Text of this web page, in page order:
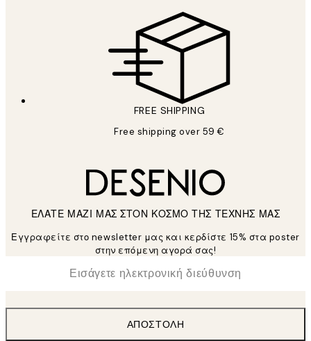
FREE SHIPPING
Free shipping over 59 €
ΕΛΑΤΕ ΜΑΖΙ ΜΑΣ ΣΤΟΝ ΚΟΣΜΟ ΤΗΣ ΤΕΧΝΗΣ ΜΑΣ
Εγγραφείτε στο newsletter μας και κερδίστε 15% στα poster
στην επόμενη αγορά σας!
Ηλεκτρονική Διεύθυνση
ΑΠΟΣΤΟΛΉ